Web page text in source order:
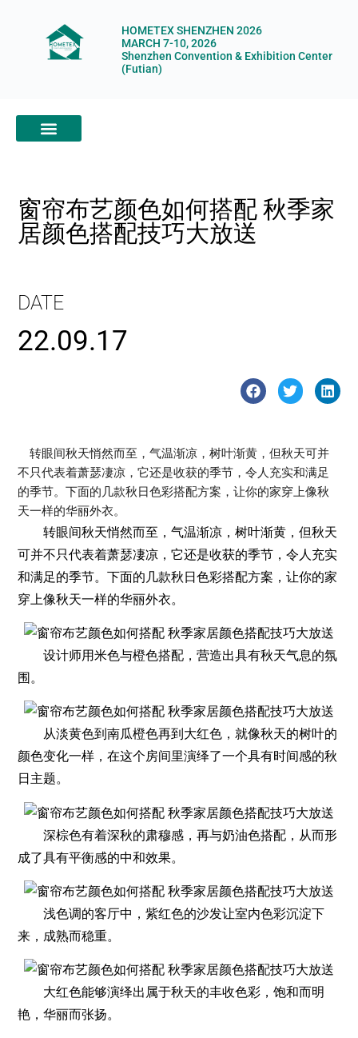
HOMETEX SHENZHEN 2026
MARCH 7-10, 2026
Shenzhen Convention & Exhibition Center
(Futian)
窗帘布艺颜色如何搭配 秋季家
居颜色搭配技巧大放送
DATE
22.09.17
转眼间秋天悄然而至，气温渐凉，树叶渐黄，但秋天可并
不只代表着萧瑟凄凉，它还是收获的季节，令人充实和满足
的季节。下面的几款秋日色彩搭配方案，让你的家穿上像秋
天一样的华丽外衣。
转眼间秋天悄然而至，气温渐凉，树叶渐黄，但秋天
可并不只代表着萧瑟凄凉，它还是收获的季节，令人充实
和满足的季节。下面的几款秋日色彩搭配方案，让你的家
穿上像秋天一样的华丽外衣。
设计师用米色与橙色搭配，营造出具有秋天气息的氛
围。
从淡黄色到南瓜橙色再到大红色，就像秋天的树叶的
颜色变化一样，在这个房间里演绎了一个具有时间感的秋
日主题。
深棕色有着深秋的肃穆感，再与奶油色搭配，从而形
成了具有平衡感的中和效果。
浅色调的客厅中，紫红色的沙发让室内色彩沉淀下
来，成熟而稳重。
大红色能够演绎出属于秋天的丰收色彩，饱和而明
艳，华丽而张扬。